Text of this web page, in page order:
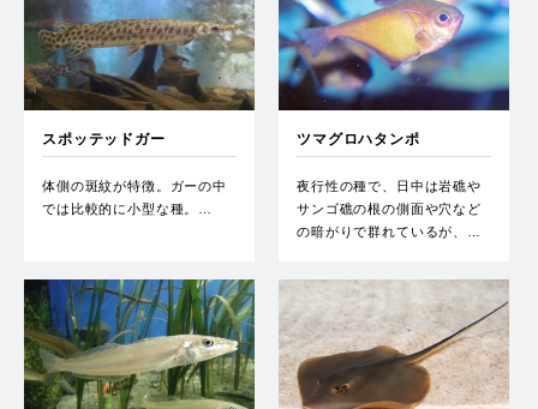
スポッテッドガー
体側の斑紋が特徴。ガーの中
では比較的に小型な種。…
ツマグロハタンポ
夜行性の種で、日中は岩礁や
サンゴ礁の根の側面や穴など
の暗がりで群れているが、…